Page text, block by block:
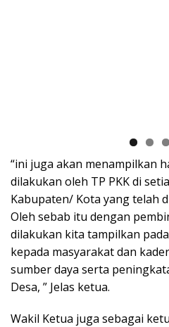
“ini juga akan menampilkan
dilakukan oleh TP PKK di
Kabupaten/ Kota yang telah
Oleh sebab itu dengan
dilakukan kita tampilkan
kepada masyarakat dan
sumber daya serta
Desa, ” Jelas ketua.
Wakil Ketua juga sebagai